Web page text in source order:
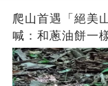
爬山首遇「絕美
喊：和蔥油餅一